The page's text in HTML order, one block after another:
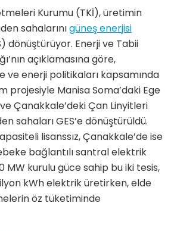
Kurumu (TKİ), üretimin
sahalarınıgüneş enerjisi
dönüştürüyor. Enerji ve Tabii
açıklamasına göre,
ve enerji politikaları kapsamında
projesiyle Manisa Soma’daki Ege
Çanakkale’deki Çan Linyitleri
sahaları GES’e dönüştürüldü.
lisanssız, Çanakkale’de ise
bağlantılı santral elektrik
MW kurulu güce sahip bu iki tesis,
kWh elektrik üretirken, elde
öz tüketiminde